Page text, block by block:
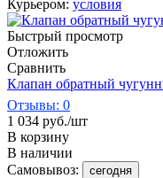
Курьером: условия
Быстрый просмотр
Отложить
Сравнить
Клапан обратный
Отзывы: 0
1 034 руб./шт
В корзину
В наличии
Самовывоз:
сегодня